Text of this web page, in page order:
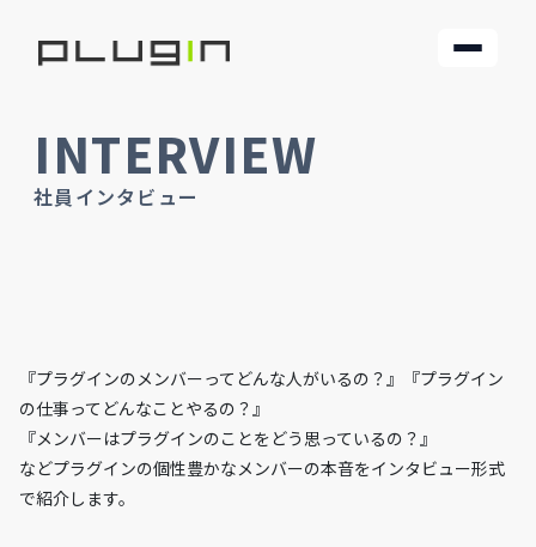
INTERVIEW
社員インタビュー
『プラグインのメンバーってどんな人がいるの？』『プラグイン
の仕事ってどんなことやるの？』
『メンバーはプラグインのことをどう思っているの？』
などプラグインの個性豊かなメンバーの本音をインタビュー形式
で紹介します。